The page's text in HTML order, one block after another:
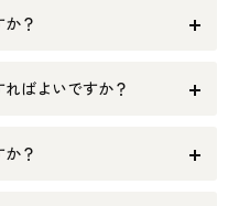
？
ばよいですか？
？